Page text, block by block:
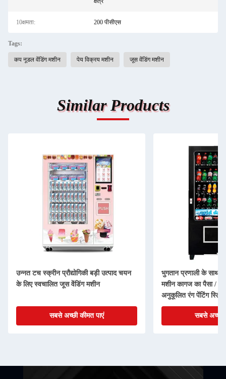
10क्षमता: 200 पीसीएस
Tags:
कप नूडल वेंडिंग मशीन पेय विक्रय मशीन जूस वेंडिंग मशीन
Similar Products
उन्नत टच स्क्रीन प्रौद्योगिकी बड़ी उत्पाद चयन
के लिए स्वचालित जूस वेंडिंग मशीन
सबसे अच्छी कीमत पाएं
भुगतान प्रणाली के साथ
मशीन कागज का पैसा /
अनुकूलित रंग पेंटिंग
सबसे अच्छी